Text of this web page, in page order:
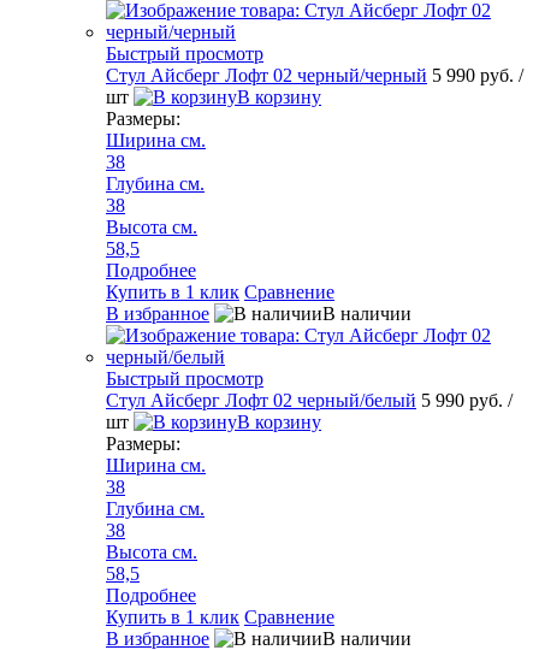
Быстрый просмотр
Стул Айсберг Лофт 02 черный/черный 5 990 руб. /
шт
В корзину
Размеры:
Ширина см.
38
Глубина см.
38
Высота см.
58,5
Подробнее
Купить в 1 клик Сравнение
В избранное
В наличии
Быстрый просмотр
Стул Айсберг Лофт 02 черный/белый 5 990 руб. /
шт
В корзину
Размеры:
Ширина см.
38
Глубина см.
38
Высота см.
58,5
Подробнее
Купить в 1 клик Сравнение
В избранное
В наличии